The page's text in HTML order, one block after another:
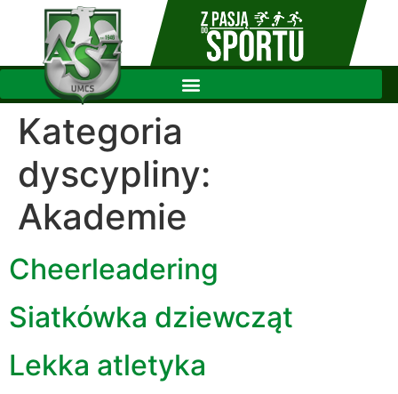
Kategoria
dyscypliny:
Akademie
Cheerleadering
Siatkówka dziewcząt
Lekka atletyka